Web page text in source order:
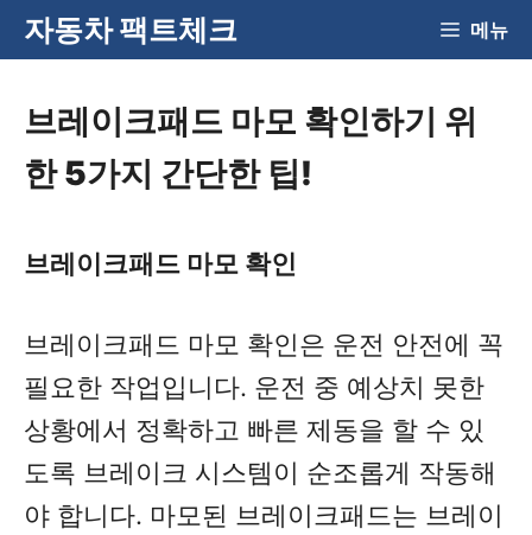
Skip
to
content
자동차 팩트체크 메뉴
브레이크패드 마모 확인하기 위
한 5가지 간단한 팁!
브레이크패드 마모 확인
브레이크패드 마모 확인은 운전 안전에 꼭
필요한 작업입니다. 운전 중 예상치 못한
상황에서 정확하고 빠른 제동을 할 수 있
도록 브레이크 시스템이 순조롭게 작동해
야 합니다. 마모된 브레이크패드는 브레이